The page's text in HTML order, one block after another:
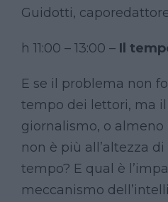
Guidotti,
h 11:00 – 13:00 – Il
E se il problema non
tempo dei lettori, ma
giornalismo, o almeno
non è più all’altezza
tempo? E qual è
meccanismo